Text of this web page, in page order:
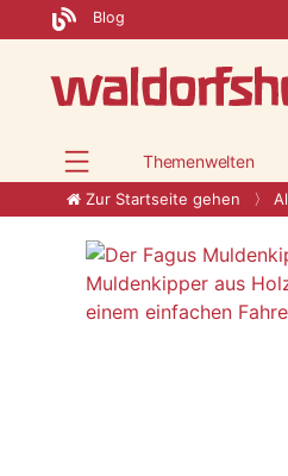
Blog
Themenwelten
Zur Startseite gehen